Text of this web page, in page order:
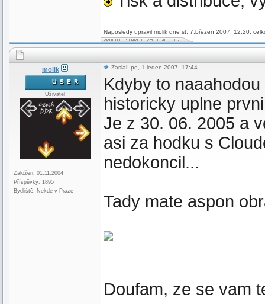
Naposledy upravil molik dne st, 7.březen 2007, 12:20,
molik
Uživatel
Založen: 01.11.2004
Příspěvky: 1895
Bydliště: Nekde v Praze
Zaslal: po, 1.leden 2007, 17:44
Kdyby to
historicky uplne
Je z 30. 06. 2005 a
asi za hodku s
nedokoncil...
Tady mate aspon
Doufam, ze se vam